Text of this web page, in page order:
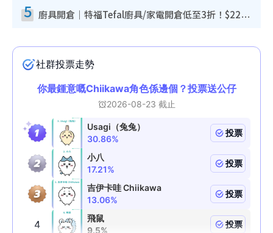
5 廚具開倉｜特福Tefal廚具/家電開倉低至3折！$220起買平底鍋/炒鑊/湯煲！電飯煲/吸塵機/燙斗$418起